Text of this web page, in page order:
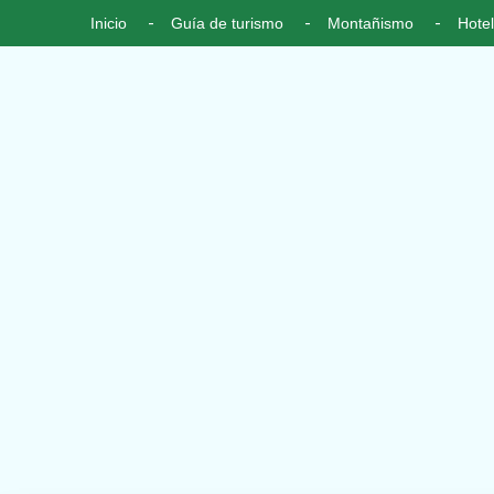
Inicio Guía de turismo Montañismo Hotel